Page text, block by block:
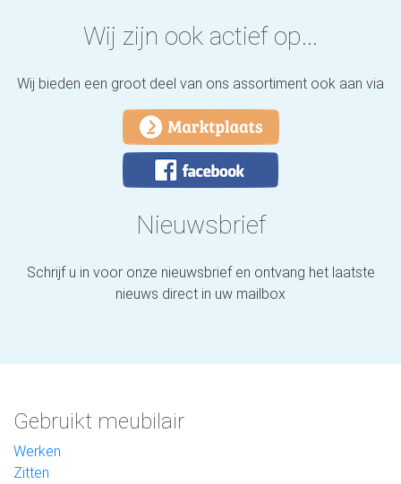
Wij zijn ook actief op...
Wij bieden een groot deel van ons assortiment ook aan via
Nieuwsbrief
Schrijf u in voor onze nieuwsbrief en ontvang het laatste
nieuws direct in uw mailbox
Gebruikt meubilair
Werken
Zitten